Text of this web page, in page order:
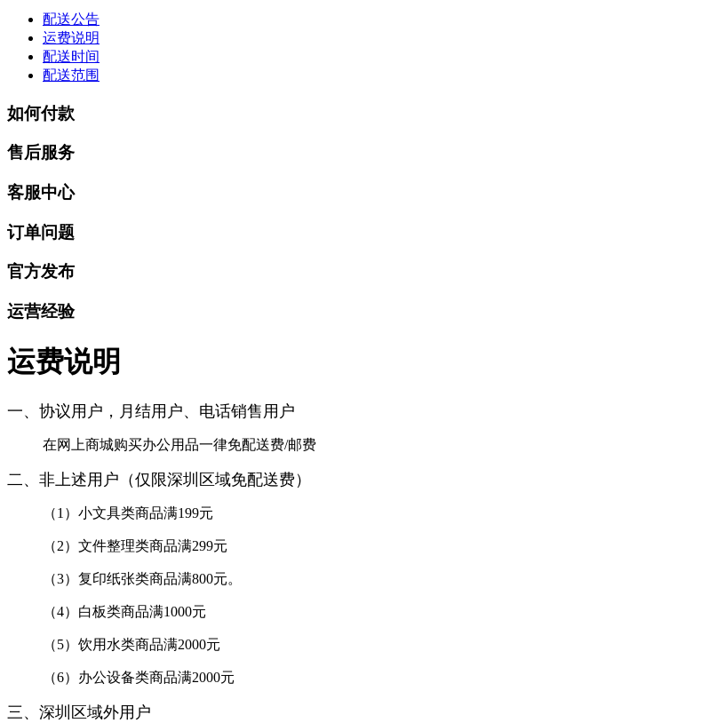
配送公告
运费说明
配送时间
配送范围
如何付款
售后服务
客服中心
订单问题
官方发布
运营经验
运费说明
一、协议用户，月结用户、电话销售用户
在网上商城购买办公用品一律免配送费/邮费
二、非上述用户（仅限深圳区域免配送费）
（1）小文具类商品满199元
（2）文件整理类商品满299元
（3）复印纸张类商品满800元。
（4）白板类商品满1000元
（5）饮用水类商品满2000元
（6）办公设备类商品满2000元
三、深圳区域外用户